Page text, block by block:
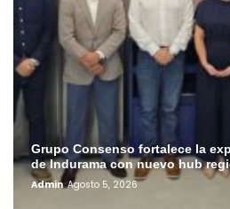
Grupo Consenso fortalece la
de Indurama con nuevo hub
Admin Agosto 5, 2026